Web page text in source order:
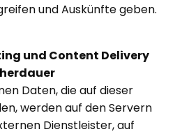
und Auskünfte geben.
und Content Delivery
Daten, die auf dieser
werden auf den Servern
Dienstleister, auf